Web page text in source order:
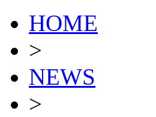
HOME
>
NEWS
>